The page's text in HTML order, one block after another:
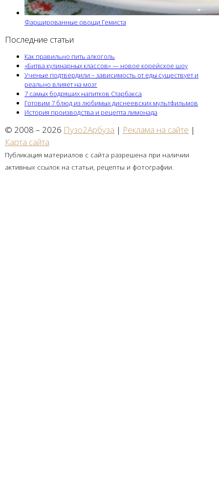
Фаршированные овощи Гемиста
Последние статьи
Как правильно пить алкоголь
«Битва кулинарных классов» — новое корейское шоу
Ученые подтвердили – зависимость от еды существует и
реально влияет на мозг
7 самых бодрящих напитков Старбакса
Готовим 7 блюд из любимых диснеевских мультфильмов
История производства и рецепта лимонада
© 2008 – 2026 Пузо2Арбуза | Реклама на сайте |
Карта сайта
Публикация материалов с сайта разрешена при наличии
активных ссылок на статьи, рецепты и фотографии.